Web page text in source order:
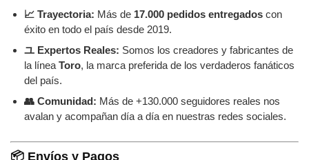
📈 Trayectoria: Más de 17.000 pedidos entregados con
éxito en todo el país desde 2019.
ユ Expertos Reales: Somos los creadores y fabricantes de
la línea Toro, la marca preferida de los verdaderos fanáticos
del país.
👥 Comunidad: Más de +130.000 seguidores reales nos
avalan y acompañan día a día en nuestras redes sociales.
📦 Envíos y Pagos